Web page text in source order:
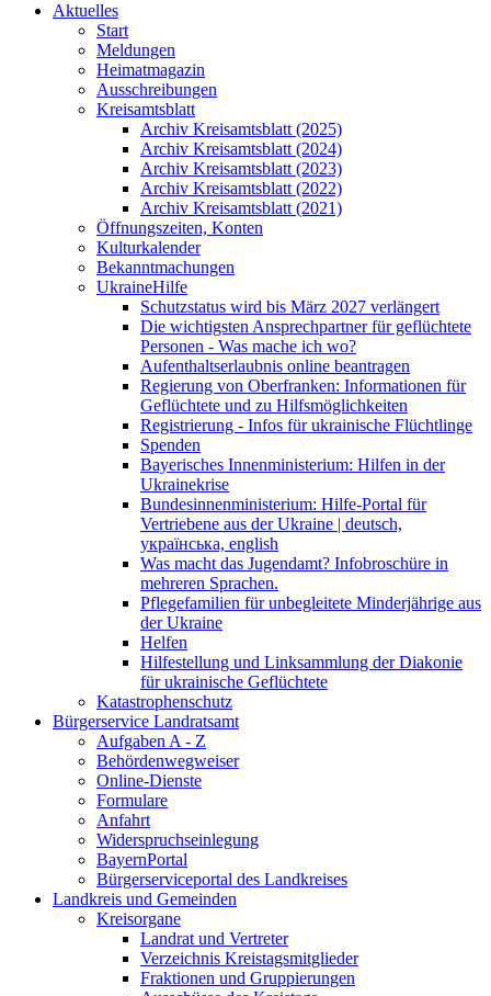
Aktuelles
Start
Meldungen
Heimatmagazin
Ausschreibungen
Kreisamtsblatt
Archiv Kreisamtsblatt (2025)
Archiv Kreisamtsblatt (2024)
Archiv Kreisamtsblatt (2023)
Archiv Kreisamtsblatt (2022)
Archiv Kreisamtsblatt (2021)
Öffnungszeiten, Konten
Kulturkalender
Bekanntmachungen
UkraineHilfe
Schutzstatus wird bis März 2027 verlängert
Die wichtigsten Ansprechpartner für geflüchtete
Personen - Was mache ich wo?
Aufenthaltserlaubnis online beantragen
Regierung von Oberfranken: Informationen für
Geflüchtete und zu Hilfsmöglichkeiten
Registrierung - Infos für ukrainische Flüchtlinge
Spenden
Bayerisches Innenministerium: Hilfen in der
Ukrainekrise
Bundesinnenministerium: Hilfe-Portal für
Vertriebene aus der Ukraine | deutsch,
українська, english
Was macht das Jugendamt? Infobroschüre in
mehreren Sprachen.
Pflegefamilien für unbegleitete Minderjährige aus
der Ukraine
Helfen
Hilfestellung und Linksammlung der Diakonie
für ukrainische Geflüchtete
Katastrophenschutz
Bürgerservice Landratsamt
Aufgaben A - Z
Behördenwegweiser
Online-Dienste
Formulare
Anfahrt
Widerspruchseinlegung
BayernPortal
Bürgerserviceportal des Landkreises
Landkreis und Gemeinden
Kreisorgane
Landrat und Vertreter
Verzeichnis Kreistagsmitglieder
Fraktionen und Gruppierungen